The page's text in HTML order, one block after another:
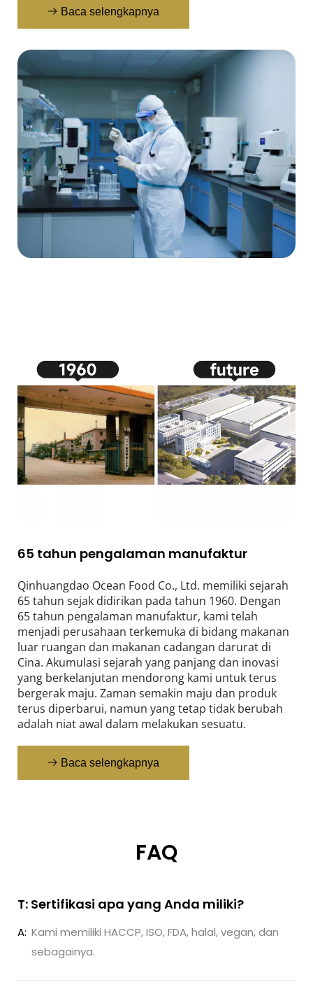
Baca selengkapnya
65 tahun pengalaman manufaktur
Qinhuangdao Ocean Food Co., Ltd. memiliki sejarah
65 tahun sejak didirikan pada tahun 1960. Dengan
65 tahun pengalaman manufaktur, kami telah
menjadi perusahaan terkemuka di bidang makanan
luar ruangan dan makanan cadangan darurat di
Cina. Akumulasi sejarah yang panjang dan inovasi
yang berkelanjutan mendorong kami untuk terus
bergerak maju. Zaman semakin maju dan produk
terus diperbarui, namun yang tetap tidak berubah
adalah niat awal dalam melakukan sesuatu.
Baca selengkapnya
FAQ
T: Sertifikasi apa yang Anda miliki?
A: Kami memiliki HACCP, ISO, FDA, halal, vegan, dan
sebagainya.